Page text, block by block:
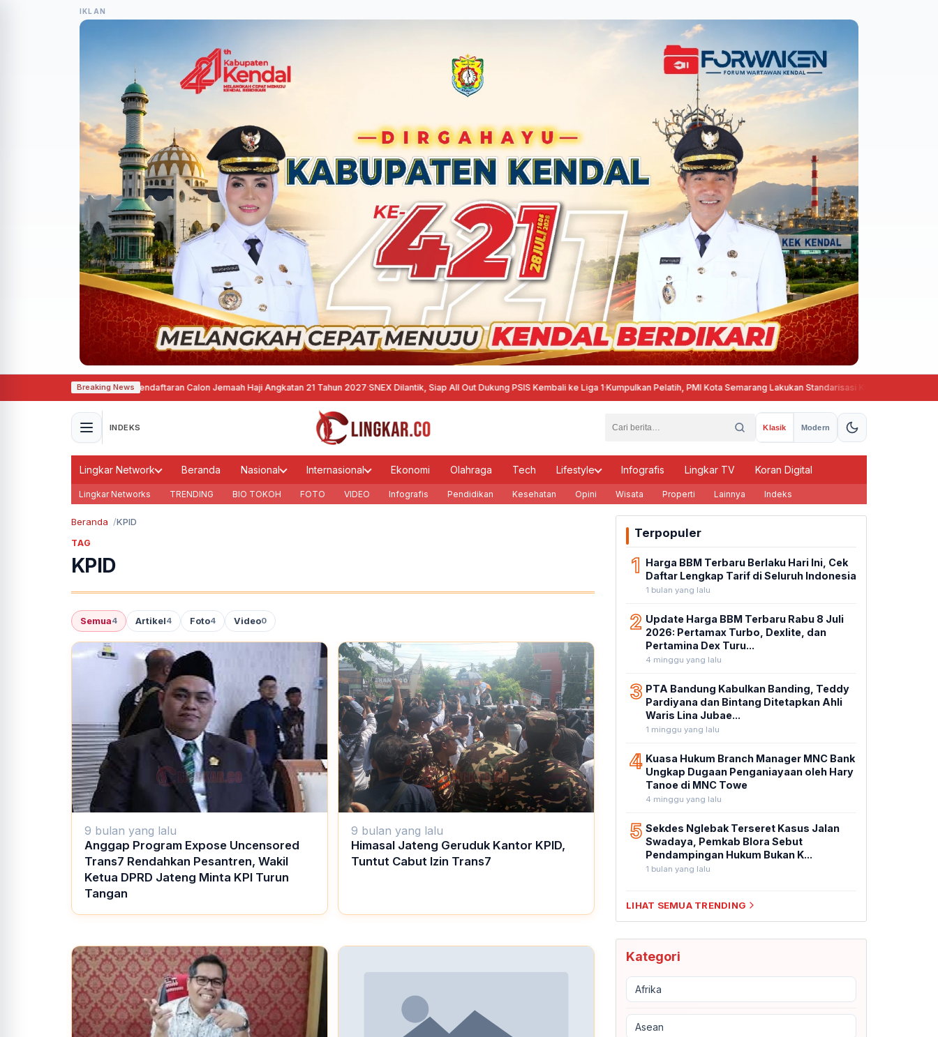
IKLAN
Breaking News
Semarang Mulai Buka Pendaftaran Calon Jemaah Haji Angkatan 21 Tahun 2027·SNEX Dilantik, Siap All Out Dukung PSIS Kembali ke Liga 1·Kumpulkan Pelatih, PMI Kota Semarang Lakukan Standarisasi Kurikulum Pembinaan PMR
INDEKS Klasik Modern
Lingkar Network Beranda Nasional Internasional Ekonomi Olahraga Tech Lifestyle Infografis Lingkar TV Koran Digital
Lingkar Networks TRENDING BIO TOKOH FOTO VIDEO Infografis Pendidikan Kesehatan Opini Wisata Properti Lainnya Indeks
Beranda KPID
TAG
KPID
Semua4 Artikel4 Foto4 Video0
9 bulan yang lalu
Anggap Program Expose Uncensored
Trans7 Rendahkan Pesantren, Wakil
Ketua DPRD Jateng Minta KPI Turun
Tangan
9 bulan yang lalu
Himasal Jateng Geruduk Kantor KPID,
Tuntut Cabut Izin Trans7
Terpopuler
1 Harga BBM Terbaru Berlaku Hari Ini, Cek
Daftar Lengkap Tarif di Seluruh Indonesia
1 bulan yang lalu
2 Update Harga BBM Terbaru Rabu 8 Juli
2026: Pertamax Turbo, Dexlite, dan
Pertamina Dex Turu...
4 minggu yang lalu
3 PTA Bandung Kabulkan Banding, Teddy
Pardiyana dan Bintang Ditetapkan Ahli
Waris Lina Jubae...
1 minggu yang lalu
4 Kuasa Hukum Branch Manager MNC Bank
Ungkap Dugaan Penganiayaan oleh Hary
Tanoe di MNC Towe
4 minggu yang lalu
5 Sekdes Nglebak Terseret Kasus Jalan
Swadaya, Pemkab Blora Sebut
Pendampingan Hukum Bukan K...
1 bulan yang lalu
LIHAT SEMUA TRENDING
Kategori
Afrika
Asean